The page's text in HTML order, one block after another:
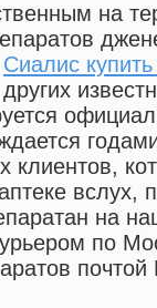
на
Сиалис
клиентов,
вслух,
на
по